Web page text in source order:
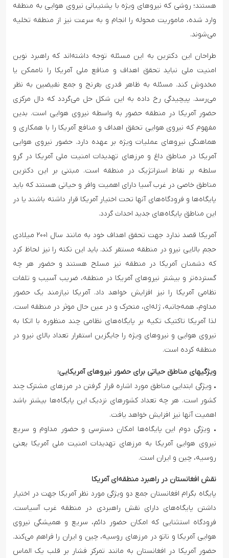
هستند؛ روشی که نیروهای ویژه با پشتیبانی نیروی هوایی به منطقه
وارد شده، ماموریت محوله را انجام و به سرعت نیز از منطقه تخلیه
می‌شوند.
طراحان این دکترین به این مسئله توجه داشته‌اند که راهبرد نوین
امنیت ملی نباید تحقق اهداف و منافع ملی آمریکا را ناممکن یا
مخدوش کند. مسئله به ظاهر قدری بغرنج و جمع نقیضین به نظر
می‌رسد. پیچیدگی رخ داده به این شکل حل می‌گردد که دال مرکزی
حضور آمریکا در منطقه حضور به واسطه نیروی هوایی است. بدین
مفهوم که نیروی هوایی تحقق اهداف و منافع آمریکا را با همکاری و
هماهنگی نیروهای عملیات ویژه بر عهده دارد. حضور نیروی هوایی
آمریکا در مناطق داغ و ‌مرزهای تهدیدات امنیت ملی آمریکا در گرو
سلطه بر نقاط استراتژیک در منطقه است. مبتنی بر این دکترین
مناطق خاصی در غرب آسیا دارای ‌اهمیت وافر و حیاتی هستند که باید
پایگاه‌ها و فرودگاه‌های آنها تحت اختیار آمریکا قرار داشته باشند یا در
این مناطق پایگاه‌های جدید احداث گردد.
آمریکا قصد ندارد جهت تحقق اهداف خود به‌ مانند سال ۲۰۰۱ میلادی
حجم بالایی نیرو در منطقه مستقر کند. باید این نکته را نیز لحاظ کرد
که دشمنان آمریکا در منطقه نیز مسلح هستند و حضور هر چه
گسترده‌تر و بیشتر نیروهای آمریکا در منطقه، ضریب آسیب و تلفات
نظامی آمریکا را نیز افزایش خواهد داد. آمریکا نیازمند یک حضور
مداوم، همه‌جانبه، ژله‌ای، متحرک و در عین حال ‌موثر در منطقه است.
لذا آمریکا تاکتیک تکیه بر پایگاه‌های نظامی چند منظوره با اتکا به
نیروی هوایی و نیروهای ویژه را جایگزین استقرار تعداد بالای نیرو در
منطقه کرده است.
ویژگیهای مناطق حیاتی برای حضور نیروهای آمریکایی:
• ویژگی ابتدایی مناطق مورد اشاره قرار گرفتن در مرزهای مشترک چند
کشور است. هر چه تعداد کشورهای نزدیک این پایگاه‌ها بیشتر باشد
اهمیت آنها نیز افزایش خواهد یافت.
• ویژگی دوم این پایگاه‌ها امکان دسترسی و حضور مداوم و سریع
نیروی هوایی آمریکا به مرزهای تهدیدات امنیت ملی آمریکا یعنی
روسیه، چین و ایران است.
نقش افغانستان در راهبرد منطقه‌ای آمریکا
پایگاه بگرام افغانستان جمع دو ویژگی مورد نظر آمریکا جهت در اختیار
داشتن پایگاه‌های دارای نقش راهبردی در منطقه غرب آسیاست.
فرودگاه استثنایی که امکان حضور دائم، سریع و همیشگی نیروی
هوایی آمریکا و ناتو در مرزهای روسیه، چین و ایران را فراهم می‌کند.
حضور آمریکا در افغانستان به مانند تمرکز فشار بر قلب یک الماس